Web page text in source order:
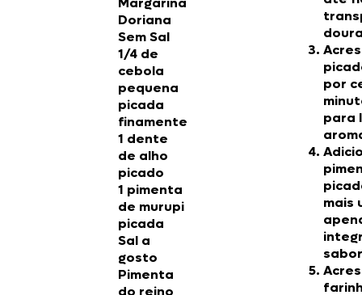
Doriana
Sem Sal
1/4 de
cebola
pequena
picada
finamente
1 dente
de alho
picado
1 pimenta
de murupi
picada
Sal a
gosto
Pimenta
do reino
por
para
mais